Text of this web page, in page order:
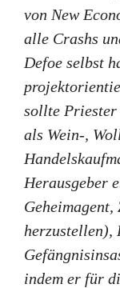
von New
alle Crashs
Defoe selbst
sollte Priester
als Wein-,
Herausgeber
herzustellen),
indem er für